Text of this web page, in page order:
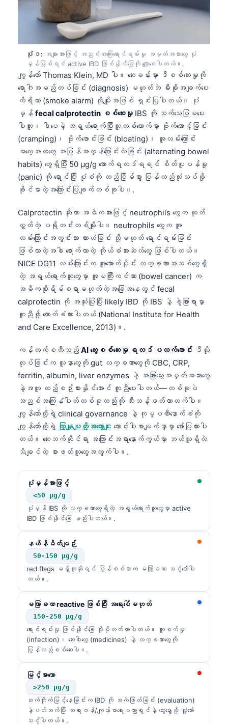
ပုံ ၁: အများအားဖြင့် အညစ်အကြေးရောင်ရမ်းမှု အမှတ်အသားတွေ ပုံ
မှန်ဖြစ်ရင် active IBD ဖြစ်နိုင်ခြေကို လျော့စေပါတယ်။.
ကျွန်တော် Thomas Klein, MD ပါ။ ဆေးခန်းမှာ ဒီစစ်ဆေးမှုကို
ရောဂါအမည်တပ်ခြင်း (diagnosis) မဟုတ်ဘဲ မီးခိုးအချက်ပေး
ကိရိယာ (smoke alarm) လိုမျိုးအဖြစ် ရှင်းပြပါတယ်။ ပုံ
မှန် fecal calprotectin စစ်ဆေးမှု IBS ကို သက်သေပြမပေး
ပါဘူး၊ ဒါပေမဲ့ အရွယ်ရောက်ပြီးသူတစ်ယောက်မှာ ဗိုက်အောင့်ခြင်း
(cramping)၊ ဗိုက်ဖောင်းခြင်း (bloating)၊ အူလမ်းကြောင်း
အလေ့အထတွေ အပြန်အလှန်ပြောင်းလဲခြင်း (alternating bowel
habits) တွေရှိပြီး 50 µg/g အောက်ရလဒ်ရရင် စိတ်ပူပန်မှု
(panic) ကို ရှောင်ပြီး ပုံစံကို တည်ငြိမ်စွာ ပြန်လည်သုံးသပ်ဖို့
ခိုင်မာတဲ့အကြောင်းပြချက်တစ်ခုပါ။.
Calprotectin ဆိုတာ အဓိကအားဖြင့် neutrophils တွေက ထုတ်
လွှတ်တဲ့ ပရိုတင်းတစ်မျိုးပါ။ neutrophils တွေက အူ
လမ်းကြောင်းအတွင်းသား ယားယံခြင်း သို့မဟုတ် ရောင်ရမ်းခြင်း
ဖြစ်လာတဲ့အခါ ရောက်လာတဲ့ ကိုယ်ခံအားဆဲလ်တွေ ဖြစ်ပါတယ်။
NICE DG11 လမ်းကြောင်းက အူအောက်ပိုင်း လက္ခဏာအသစ်တွေရှိ
တဲ့ အရွယ်ရောက်သူတွေမှာ အူမကြီးကင်ဆာ (bowel cancer) က
အဓိကစိုးရိမ်စရာမဟုတ်တဲ့အခြေအနေတွင် fecal
calprotectin ကို အသုံးပြုပြီး likely IBD ကို IBS နဲ့ ခွဲခြားရာမှာ
ကူညီဖို့ ထောက်ခံထားပါတယ် (National Institute for Health
and Care Excellence, 2013)။.
ကန်တက်စတီသည် AI သွေးစစ်ဆေးမှု ရလဒ် ပလက်ဖောင်း ဒီလို
လုပ်ခြင်းက လူနာတွေကို gut လက္ခဏာတွေကို CBC, CRP,
ferritin, albumin, liver enzymes နဲ့ အခြားသွေးအမှတ်အသားတွေ
နဲ့အတူ ထည့်စဉ်းစားနိုင်အောင် ကူညီပေးပါတယ်—တစ်ခုပဲ
အညစ်အကြေးနံပါတ်တစ်ခုတည်းကို သီးသန့်ဖတ်တာထက်ပါ။
ကျွန်တော်တို့ရဲ့ clinical governance နဲ့ ကုမ္ပဏီနောက်ခံကို
ကျွန်တော်တို့ရဲ့ ကြှနျုပျတို့အကွောငျး ဆောင်းပါးစာမျက်နှာမှာ ဖော်ပြထားပါ
တယ်။ ဆေးဘက်ဆိုင်ရာ အကြောင်းအရာနောက်ကွယ်မှာ ဘယ်သူရှိလဲ
သိချင်တဲ့ စာဖတ်သူတွေအတွက်ပါ။.
ပုံမှန်အားဖြင့်
<50 µg/g
ပုံမှန် IBS လို လက္ခဏာတွေရှိတဲ့ အရွယ်ရောက်သူတွေမှာ active
IBD ဖြစ်နိုင်ခြေ နည်းပါတယ်။.
နယ်နိမိတ်မျဉ်း
50-150 µg/g
red flags မရှိဘူးဆိုရင် ပြန်စစ်တာက မကြာခဏ သင့်တော်ပါ
တယ်။.
မကြာခဏ reactive ဖြစ်ပြီး အရေးပေါ်မဟုတ်
150-250 µg/g
ရောင်ရမ်းမှု ဖြစ်နိုင်ခြေ ပိုမိုတက်လာပါတယ်။ ကူးစက်မှု
(infection)၊ ဆေးဝါးတွေ (medicines) နဲ့ လက္ခဏာတွေကို
ပြန်လည်စစ်ဆေးပါ။.
မြင့်မားသော
>250 µg/g
ဆက်တိုက်မြင့်နေခြင်းက IBD ကို အကဲဖြတ်ခြင်း (evaluation)
နဲ့ပတ်သက်ပြီး ဆရာဝန်/ကျန်းမာရေးပညာရှင်နဲ့ ဆွေးနွေးဖို့ လှုံ့ဆော်
သင့်ပါတယ်။.